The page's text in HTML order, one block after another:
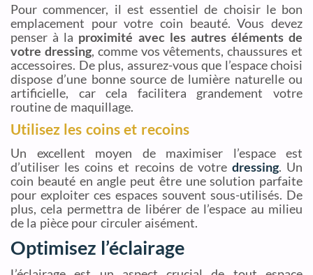
Pour commencer, il est essentiel de choisir le bon
emplacement pour votre coin beauté. Vous devez
penser à la proximité avec les autres éléments de
votre dressing, comme vos vêtements, chaussures et
accessoires. De plus, assurez-vous que l’espace choisi
dispose d’une bonne source de lumière naturelle ou
artificielle, car cela facilitera grandement votre
routine de maquillage.
Utilisez les coins et recoins
Un excellent moyen de maximiser l’espace est
d’utiliser les coins et recoins de votre dressing. Un
coin beauté en angle peut être une solution parfaite
pour exploiter ces espaces souvent sous-utilisés. De
plus, cela permettra de libérer de l’espace au milieu
de la pièce pour circuler aisément.
Optimisez l’éclairage